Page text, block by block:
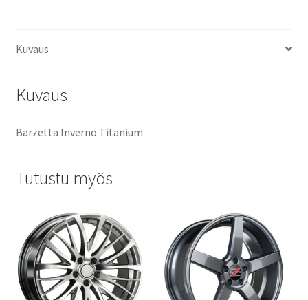
o
o
Kuvaus
Kuvaus
Barzetta Inverno Titanium
Tutustu myös